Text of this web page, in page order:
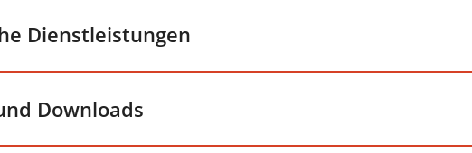
Dienstleistungen
Downloads